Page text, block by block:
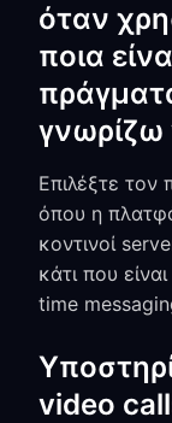
όταν
ποια
γνωρίζω
Επιλέξτε τον
όπου η
κοντινοί
κάτι που
time
video